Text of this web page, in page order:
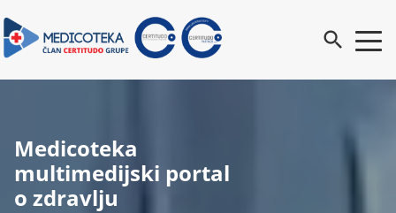
search
Medicoteka
multimedijski portal
o zdravlju